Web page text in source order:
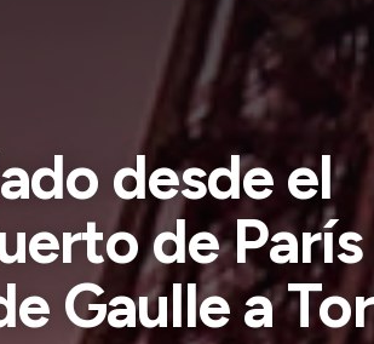
desde el
de París
Gaulle a